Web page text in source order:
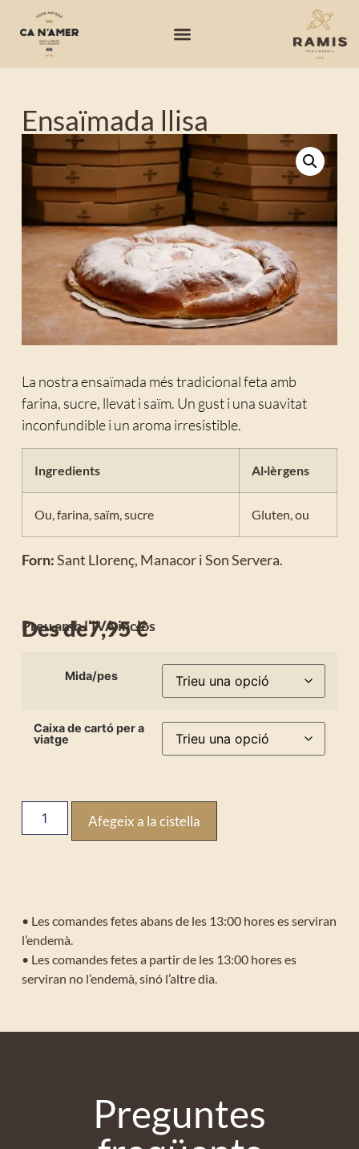
Ensaïmada llisa
La nostra ensaïmada més tradicional feta amb
farina, sucre, llevat i saïm. Un gust i una suavitat
inconfundible i un aroma irresistible.
Ingredients Al·lèrgens
Ou, farina, saïm, sucre Gluten, ou
Forn:Sant Llorenç, Manacor i Son Servera.
Preu amb l’IVA inclòs
Des de7,95€
Mida/pes
Caixa de cartó per a
viatge
Afegeix a la cistella
• Les comandes fetes abans de les 13:00 hores es serviran
l’endemà.
• Les comandes fetes a partir de les 13:00 hores es
serviran no l’endemà, sinó l’altre dia.
Preguntes